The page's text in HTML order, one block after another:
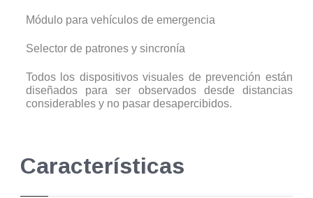
Módulo para vehículos de emergencia
Selector de patrones y sincronía
Todos los dispositivos visuales de prevención están
diseñados para ser observados desde distancias
considerables y no pasar desapercibidos.
Características